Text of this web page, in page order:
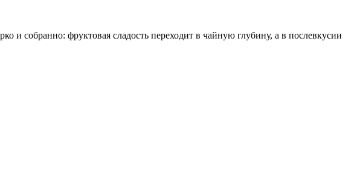
и собранно: фруктовая сладость переходит в чайную глубину, а в послевкусии